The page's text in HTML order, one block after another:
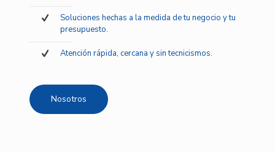
Soluciones hechas a la medida de tu negocio y tu
presupuesto.
Atención rápida, cercana y sin tecnicismos.
Nosotros